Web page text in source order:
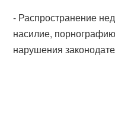
- Распространение
насилие,
нарушения